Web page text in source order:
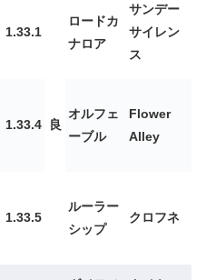
1.33.1
良
ロードカ
ナロア
サンデー
サイレン
ス
1.33.4
オルフェ
ーブル
Flower
Alley
1.33.5
ルーラー
シップ
クロフネ